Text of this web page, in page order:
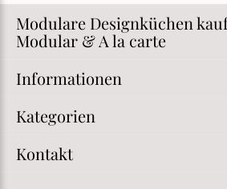
Modulare Designküchen
Modular & A la carte
Informationen
Kategorien
Kontakt